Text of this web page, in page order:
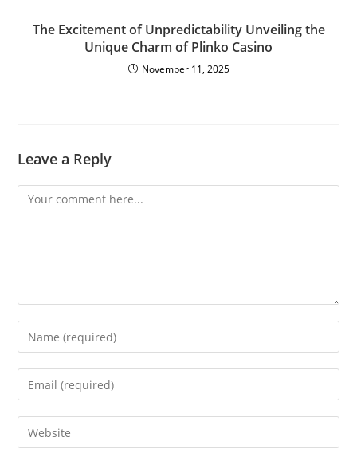
The Excitement of Unpredictability Unveiling the
Unique Charm of Plinko Casino
November 11, 2025
Leave a Reply